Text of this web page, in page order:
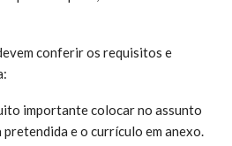
conferir os requisitos e
importante colocar no assunto
pretendida e o currículo em anexo.